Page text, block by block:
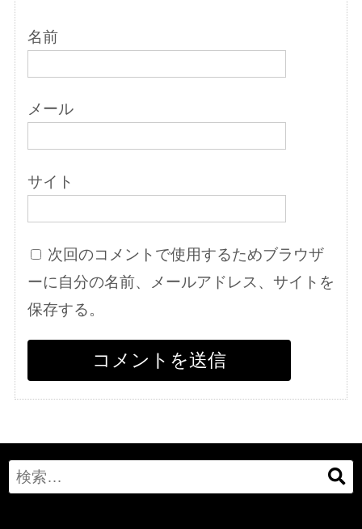
名前
メール
サイト
次回のコメントで使用するためブラウザ
ーに自分の名前、メールアドレス、サイトを
保存する。
Search
for: